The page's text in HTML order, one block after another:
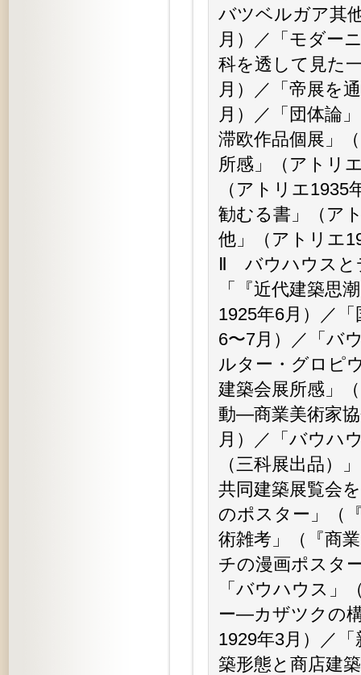
バツベルガア其
月）／「モダー
科を透して見た
月）／「帝展を
月）／「団体論
滞欧作品個展」
所感」（アトリ
（アトリエ
勧むる書」（ア
他」（アトリエ
Ⅱ バウハウスと
「『近代建築思
1925年6月）／
6〜7月）／「バ
ルター・グロピ
建築会展所感」
動—商業美術家協
月）／「バウハ
（三科展出品）
共同建築展覧会
のポスター」（
術雑考」（『商
チの漫画ポスタ
「バウハウス」
ー—カザツクの
1929年3月）／
築形態と商店建